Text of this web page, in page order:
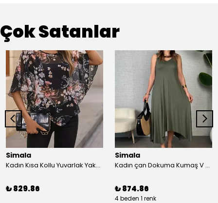
Çok Satanlar
Simala
Kadın Kısa Kollu Yuvarlak Yaka çiçek Baskılı Asimetrik Kesim şifon Bluz
₺ 829.86
Simala
Kadın çan Dokuma Kumaş V Yaka Asimetrik Kesim Elbise
₺ 874.86
4 beden 1 renk